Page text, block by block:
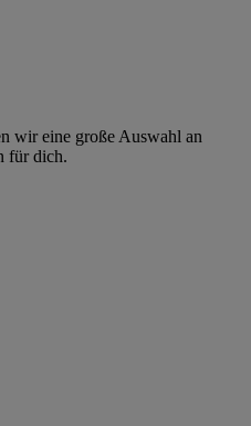
wir eine große Auswahl an
für dich.